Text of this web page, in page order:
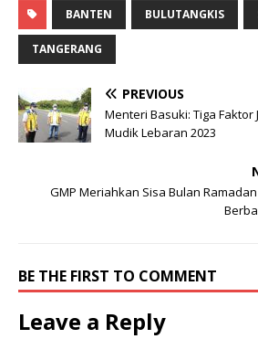
BANTEN BULUTANGKIS
TANGERANG
PREVIOUS
Menteri Basuki: Tiga Faktor
Mudik Lebaran 2023
GMP Meriahkan Sisa Bulan
BE THE FIRST TO COMMENT
Leave a Reply